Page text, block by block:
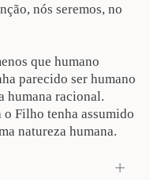
nós seremos, no
que humano
parecido ser humano
humana racional.
Filho tenha assumido
natureza humana.